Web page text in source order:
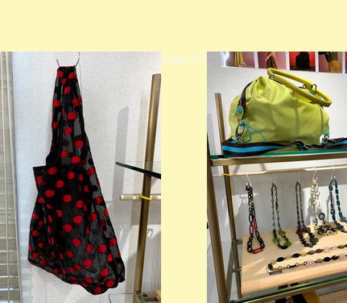
© 2023 著作権表示の例 - Wix.com で作成されたホームページです